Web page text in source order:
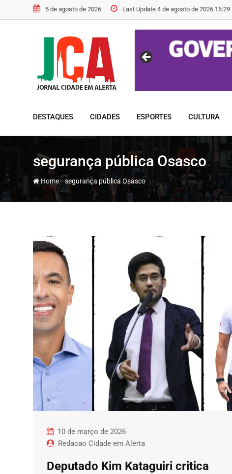
to
5 de agosto de 2026 Last Update 4 de agosto de 2026 16:29
DESTAQUES CIDADES ESPORTES CULTURA
segurança pública Osasco
Home-segurança pública Osasco
10 de março de 2026
Redacao Cidade em Alerta
Deputado Kim Kataguiri critica